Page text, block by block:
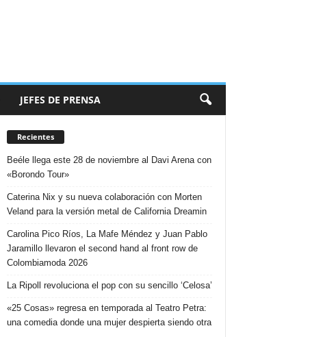
JEFES DE PRENSA
Recientes
Beéle llega este 28 de noviembre al Davi Arena con
«Borondo Tour»
Caterina Nix y su nueva colaboración con Morten
Veland para la versión metal de California Dreamin
Carolina Pico Ríos, La Mafe Méndez y Juan Pablo
Jaramillo llevaron el second hand al front row de
Colombiamoda 2026
La Ripoll revoluciona el pop con su sencillo ‘Celosa’
«25 Cosas» regresa en temporada al Teatro Petra:
una comedia donde una mujer despierta siendo otra